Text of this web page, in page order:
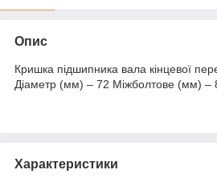
Опис
Кришка підшипника вала кінцевої
Діаметр (мм) – 72 Міжболтове (мм) –
Характеристики